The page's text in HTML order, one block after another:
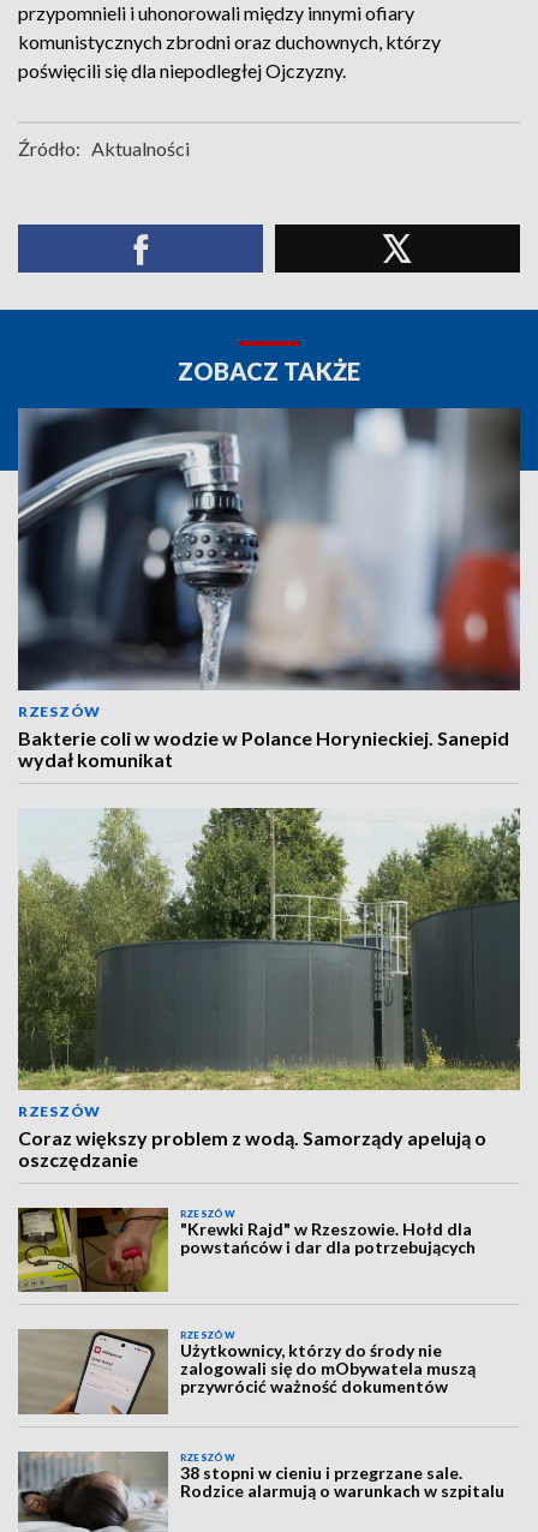
przypomnieli i uhonorowali między innymi ofiary
komunistycznych zbrodni oraz duchownych, którzy
poświęcili się dla niepodległej Ojczyzny.
Źródło: Aktualności
ZOBACZ TAKŻE
RZESZÓW
Bakterie coli w wodzie w Polance Horynieckiej. Sanepid
wydał komunikat
RZESZÓW
Coraz większy problem z wodą. Samorządy apelują o
oszczędzanie
RZESZÓW
"Krewki Rajd" w Rzeszowie. Hołd dla
powstańców i dar dla potrzebujących
RZESZÓW
Użytkownicy, którzy do środy nie
zalogowali się do mObywatela muszą
przywrócić ważność dokumentów
RZESZÓW
38 stopni w cieniu i przegrzane sale.
Rodzice alarmują o warunkach w szpitalu